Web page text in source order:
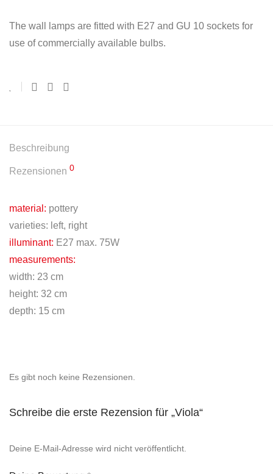
The wall lamps are fitted with E27 and GU 10 sockets for
use of commercially available bulbs.
Beschreibung
Rezensionen 0
material: pottery
varieties: left, right
illuminant: E27 max. 75W
measurements:
width: 23 cm
height: 32 cm
depth: 15 cm
Es gibt noch keine Rezensionen.
Schreibe die erste Rezension für „Viola“
Deine E-Mail-Adresse wird nicht veröffentlicht.